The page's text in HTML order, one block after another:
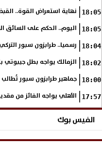
18:05 نهاية استعراض القوة..
18:05 اليوم.. الحكم على السائق
18:04 رسميا.. طرابزون سبور
18:02 الزمالك يواجه بطل جيبوتي
18:00 جماهير طرابزون سبور
17:57 الأهلي يواجه الفائز من
الفيس بوك